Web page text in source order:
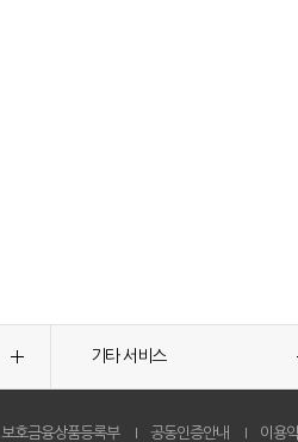
기타 서비스
보호금융상품등록부 공동인증안내 이용